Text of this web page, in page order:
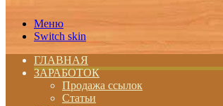
Меню
Switch skin
ГЛАВНАЯ
ЗАРАБОТОК
Продажа ссылок
Статьи